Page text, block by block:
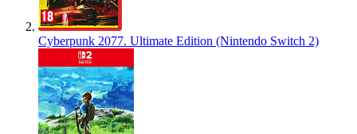
Cyberpunk 2077. Ultimate Edition (Nintendo Switch 2)